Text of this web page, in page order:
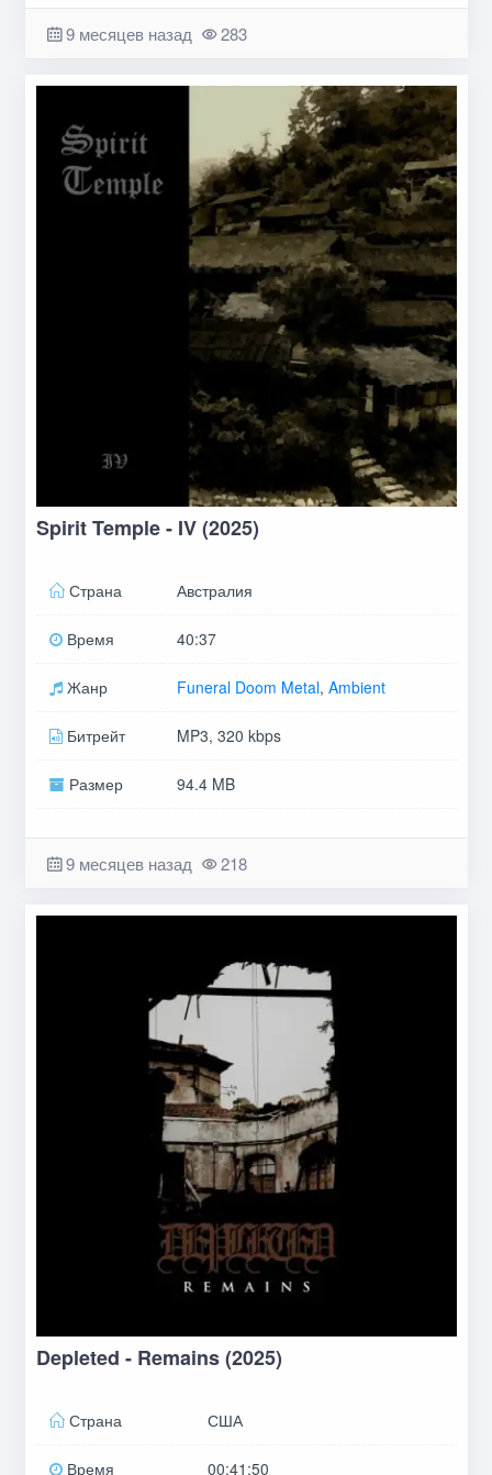
9 месяцев назад 283
Spirit Temple - IV (2025)
Страна Австралия
Время 40:37
Жанр Funeral Doom Metal, Ambient
Битрейт MP3, 320 kbps
Размер 94.4 MB
9 месяцев назад 218
Depleted - Remains (2025)
Страна США
Время 00:41:50